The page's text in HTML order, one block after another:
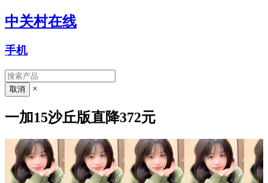
中关村在线
手机
×
一加15沙丘版直降372元